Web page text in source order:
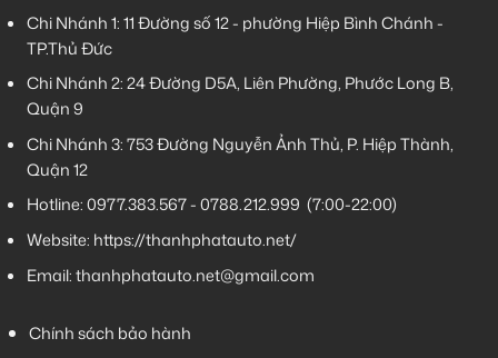
Chi Nhánh 1:11 Đường số 12 - phường Hiệp Bình Chánh -
TP.Thủ Đức
Chi Nhánh 2:24 Đường D5A, Liên Phường, Phước Long B,
Quận 9
Chi Nhánh 3:753 Đường Nguyễn Ảnh Thủ, P. Hiệp Thành,
Quận 12
Hotline:0977.383.567-0788.212.999 (7:00-22:00)
Website: https://thanhphatauto.net/
Email:thanhphatauto.net@gmail.com
Chính sách bảo hành